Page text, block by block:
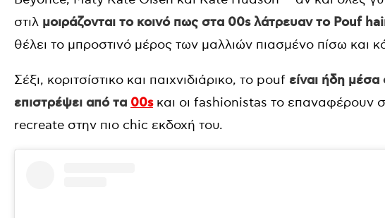
στιλ μοιράζονται το κοινό πως στα 00s λάτρευαν το Pouf
θέλει το μπροστινό μέρος των μαλλιών πιασμένο πίσω και
Σέξι, κοριτσίστικο και παιχνιδιάρικο, το pouf είναι ήδη
επιστρέψει από τα 00sκαι οι fashionistas το επαναφέρουν
recreate στην πιο chic εκδοχή του.